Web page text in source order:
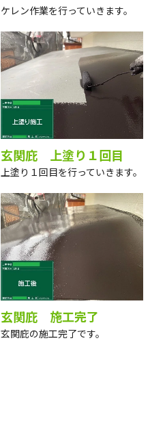
玄関庇 ケレン
玄関庇 上塗り１回目
玄関庇 施工完了